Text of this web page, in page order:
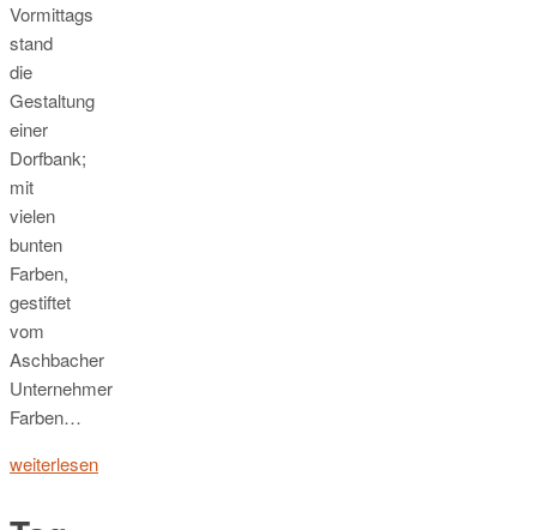
Vormittags
stand
die
Gestaltung
einer
Dorfbank;
mit
vielen
bunten
Farben,
gestiftet
vom
Aschbacher
Unternehmer
Farben…
weiterlesen